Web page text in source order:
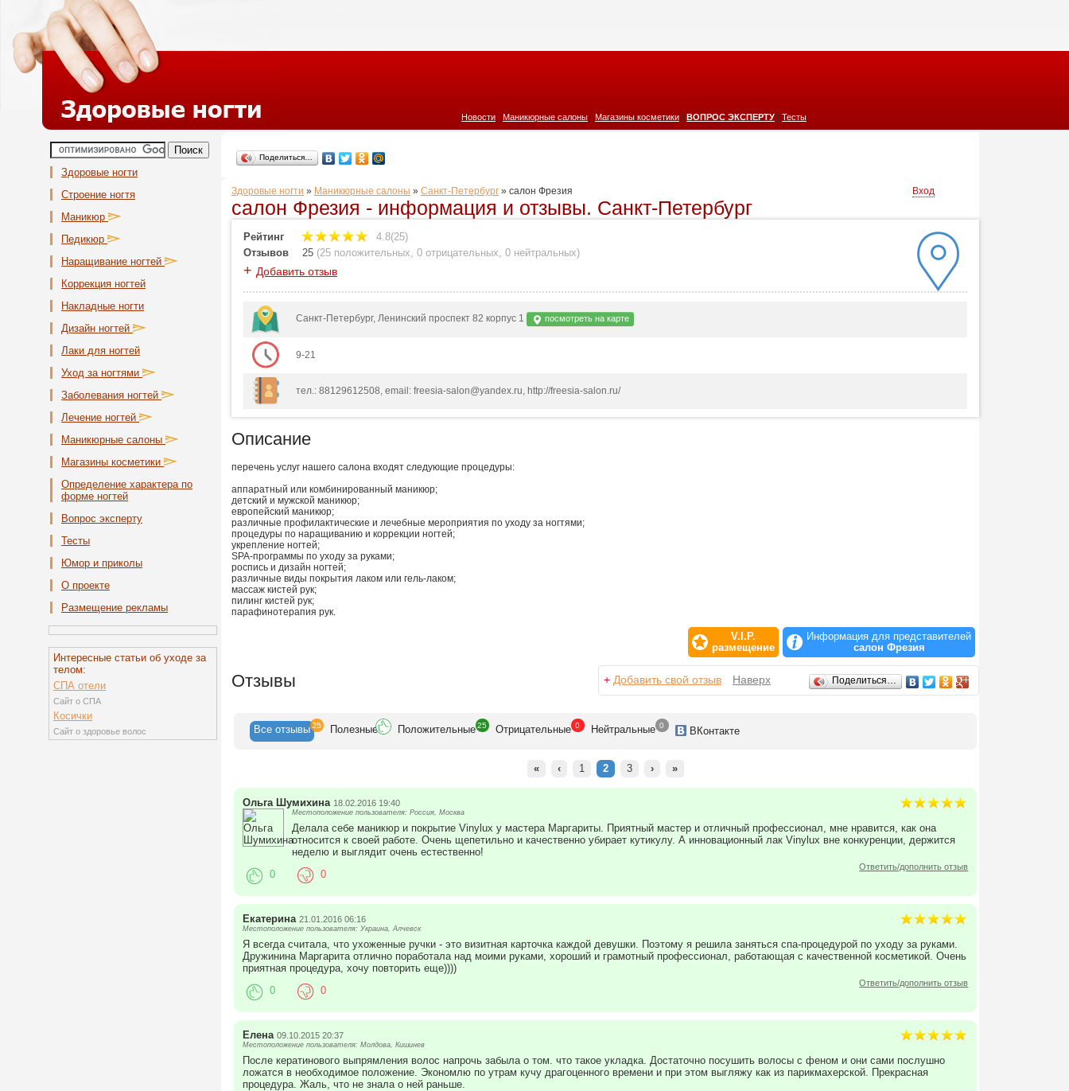
Новости Маникюрные салоны Магазины косметики ВОПРОС ЭКСПЕРТУ Тесты
Здоровые ногти
Строение ногтя
Маникюр
Педикюр
Наращивание ногтей
Коррекция ногтей
Накладные ногти
Дизайн ногтей
Лаки для ногтей
Уход за ногтями
Заболевания ногтей
Лечение ногтей
Маникюрные салоны
Магазины косметики
Определение характера по
форме ногтей
Вопрос эксперту
Тесты
Юмор и приколы
О проекте
Размещение рекламы
Интересные статьи об уходе за
телом:
СПА отели
Сайт о СПА
Косички
Сайт о здоровье волос
Поделиться…
Здоровые ногти » Маникюрные салоны » Санкт-Петербург » салон Фрезия Вход
салон Фрезия - информация и отзывы. Санкт-Петербург
Рейтинг
4.8(25)
Отзывов
25 (25 положительных, 0 отрицательных, 0 нейтральных)
+ Добавить отзыв
Санкт-Петербург, Ленинский проспект 82 корпус 1 посмотреть на карте
9-21
тел.: 88129612508, email: freesia-salon@yandex.ru, http://freesia-salon.ru/
Описание
перечень услуг нашего салона входят следующие процедуры:
аппаратный или комбинированный маникюр;
детский и мужской маникюр;
европейский маникюр;
различные профилактические и лечебные мероприятия по уходу за ногтями;
процедуры по наращиванию и коррекции ногтей;
укрепление ногтей;
SPA-программы по уходу за руками;
роспись и дизайн ногтей;
различные виды покрытия лаком или гель-лаком;
массаж кистей рук;
пилинг кистей рук;
парафинотерапия рук.
V.I.P.
размещение
Информация для представителей
салон Фрезия
Отзывы + Добавить свой отзыв Наверх Поделиться…
Все отзывы 25 Полезные Положительные 25 Отрицательные 0 Нейтральные 0 ВКонтакте
« ‹ 1 2 3 › »
Ольга Шумихина 18.02.2016 19:40
Местоположение пользователя: Россия, Москва
Делала себе маникюр и покрытие Vinylux у мастера Маргариты. Приятный мастер и отличный профессионал, мне нравится, как она
относится к своей работе. Очень щепетильно и качественно убирает кутикулу. А инновационный лак Vinylux вне конкуренции, держится
неделю и выглядит очень естественно!
Ответить/дополнить отзыв
0 0
Екатерина 21.01.2016 06:16
Местоположение пользователя: Украина, Алчевск
Я всегда считала, что ухоженные ручки - это визитная карточка каждой девушки. Поэтому я решила заняться спа-процедурой по уходу за руками.
Дружинина Маргарита отлично поработала над моими руками, хороший и грамотный профессионал, работающая с качественной косметикой. Очень
приятная процедура, хочу повторить еще))))
Ответить/дополнить отзыв
0 0
Елена 09.10.2015 20:37
Местоположение пользователя: Молдова, Кишинев
После кератинового выпрямления волос напрочь забыла о том. что такое укладка. Достаточно посушить волосы с феном и они сами послушно
ложатся в необходимое положение. Экономлю по утрам кучу драгоценного времени и при этом выгляжу как из парикмахерской. Прекрасная
процедура. Жаль, что не знала о ней раньше.